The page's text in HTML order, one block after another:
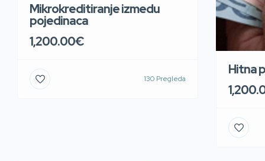
Mikrokreditiranje izmedu
pojedinaca
1,200.00€
130 Pregleda
Hitna